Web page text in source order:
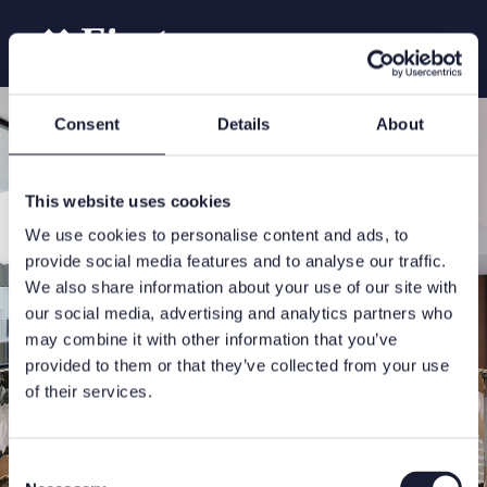
Consent Details About
This website uses cookies
We use cookies to personalise content and ads, to
provide social media features and to analyse our traffic.
We also share information about your use of our site with
our social media, advertising and analytics partners who
may combine it with other information that you’ve
provided to them or that they’ve collected from your use
of their services.